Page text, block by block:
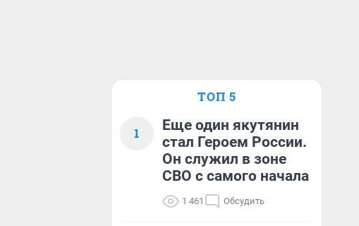
ТОП 5
1
Еще один якутянин
стал Героем России.
Он служил в зоне
СВО с самого начала
1 461 Обсудить